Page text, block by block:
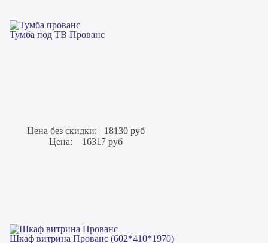
Тумба под ТВ Прованс
Цена без скидки:
18130 руб
Цена:
16317 руб
Шкаф витрина Прованс (602*410*1970)